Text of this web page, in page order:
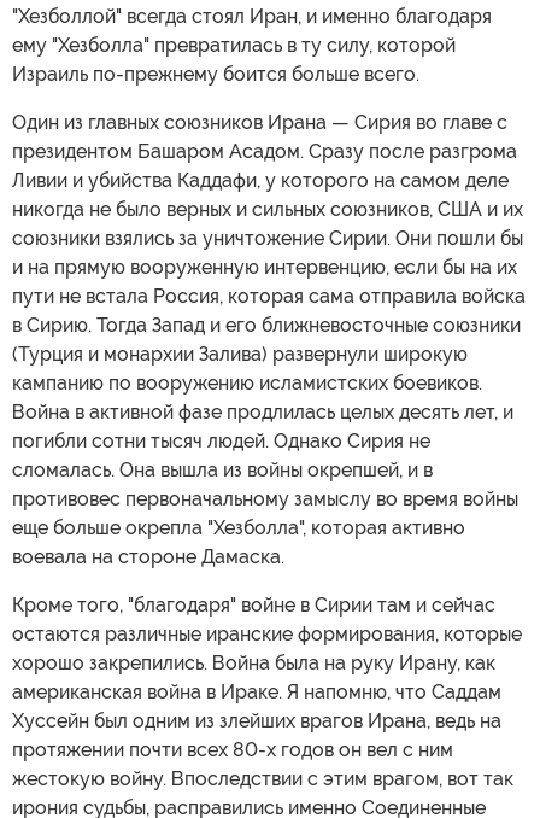
"Хезболлой" всегда стоял Иран, и именно благодаря
ему "Хезболла" превратилась в ту силу, которой
Израиль по-прежнему боится больше всего.
Один из главных союзников Ирана — Сирия во главе с
президентом Башаром Асадом. Сразу после разгрома
Ливии и убийства Каддафи, у которого на самом деле
никогда не было верных и сильных союзников, США и их
союзники взялись за уничтожение Сирии. Они пошли бы
и на прямую вооруженную интервенцию, если бы на их
пути не встала Россия, которая сама отправила войска
в Сирию. Тогда Запад и его ближневосточные союзники
(Турция и монархии Залива) развернули широкую
кампанию по вооружению исламистских боевиков.
Война в активной фазе продлилась целых десять лет, и
погибли сотни тысяч людей. Однако Сирия не
сломалась. Она вышла из войны окрепшей, и в
противовес первоначальному замыслу во время войны
еще больше окрепла "Хезболла", которая активно
воевала на стороне Дамаска.
Кроме того, "благодаря" войне в Сирии там и сейчас
остаются различные иранские формирования, которые
хорошо закрепились. Война была на руку Ирану, как
американская война в Ираке. Я напомню, что Саддам
Хуссейн был одним из злейших врагов Ирана, ведь на
протяжении почти всех 80-х годов он вел с ним
жестокую войну. Впоследствии с этим врагом, вот так
ирония судьбы, расправились именно Соединенные